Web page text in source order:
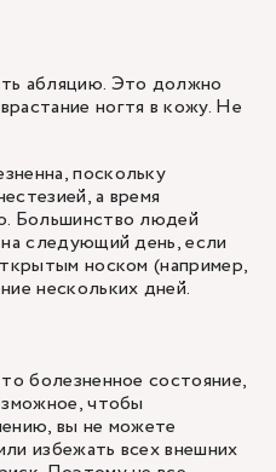
абляцию. Это должно
ногтя в кожу. Не
поскольку
а время
Большинство людей
следующий день, если
носком (например,
нескольких дней.
болезненное состояние,
чтобы
вы не можете
избежать всех внешних